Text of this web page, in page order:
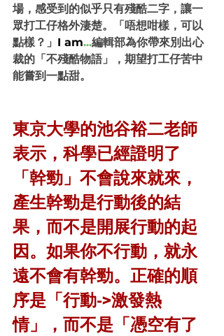
場，感受到的似乎只有殘酷二字，讓一
眾打工仔格外淒楚。「唔想咁樣，可以
點樣？」 I am...編輯部為你帶來別出心
裁的「不殘酷物語」，期望打工仔苦中
能嘗到一點甜。
東京大學的池谷裕二老師
表示，科學已經證明了
「幹勁」不會說來就來，
產生幹勁是行動後的結
果，而不是開展行動的起
因。如果你不行動，就永
遠不會有幹勁。正確的順
序是「行動->激發熱
情」，而不是「憑空有了